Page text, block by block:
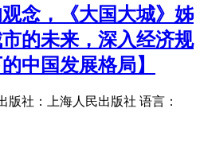
观念，《大国大城》姊
的未来，深入经济规
中国发展格局】
版社：上海人民出版社 语言：